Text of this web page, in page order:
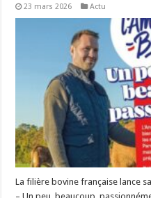
Les canicules freinent la
23 mars 2026 Actu
La filière bovine française lance